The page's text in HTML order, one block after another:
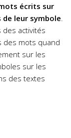
écrits sur
leur symbole.
activités
des mots quand
sur les
sur les
des textes